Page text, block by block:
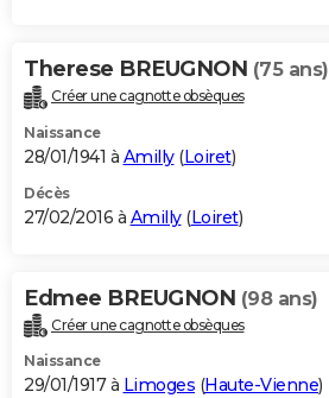
Therese BREUGNON (75 ans)
Créer une cagnotte obsèques
Naissance
28/01/1941 à Amilly(Loiret)
Décès
27/02/2016 à Amilly(Loiret)
Edmee BREUGNON (98 ans)
Créer une cagnotte obsèques
Naissance
29/01/1917 à Limoges (Haute-Vienne)